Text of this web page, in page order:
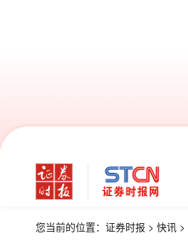
您当前的位置： 证券时报 > 快讯 >